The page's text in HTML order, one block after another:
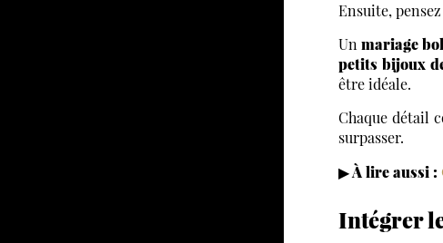
Ensuite, pensez
Unmariage
petits bijoux
être idéale.
Chaque détail
surpasser.
▶ À lire aussi :
Intégrer